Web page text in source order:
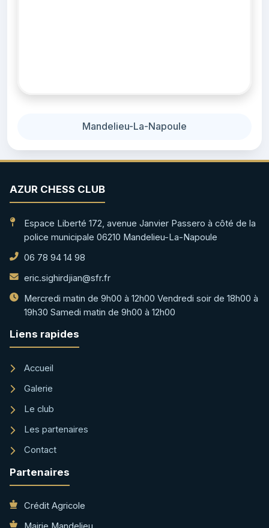
Mandelieu-La-Napoule
AZUR CHESS CLUB
Espace Liberté 172, avenue Janvier Passero à côté de la
police municipale 06210 Mandelieu-La-Napoule
06 78 94 14 98
eric.sighirdjian@sfr.fr
Mercredi matin de 9h00 à 12h00 Vendredi soir de 18h00 à
19h30 Samedi matin de 9h00 à 12h00
Liens rapides
Accueil
Galerie
Le club
Les partenaires
Contact
Partenaires
Crédit Agricole